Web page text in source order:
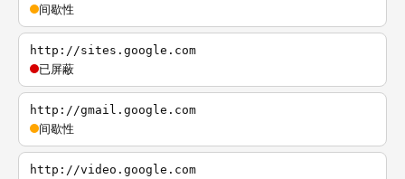
间歇性
http://sites.google.com
已屏蔽
http://gmail.google.com
间歇性
http://video.google.com